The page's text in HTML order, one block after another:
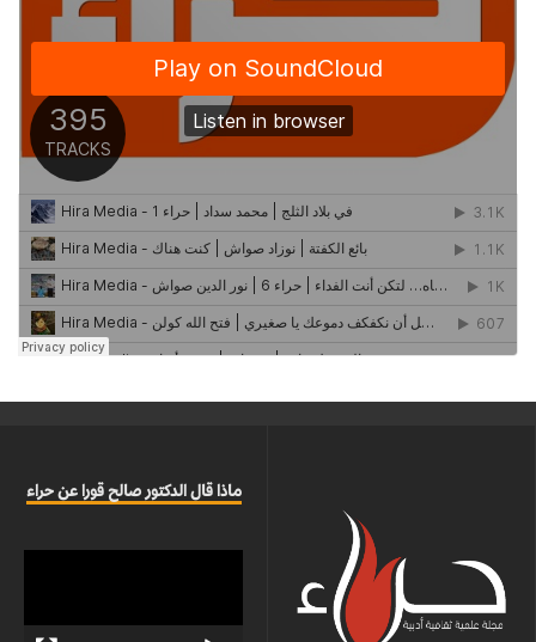
ماذا قال الدكتور صالح قورا عن حراء